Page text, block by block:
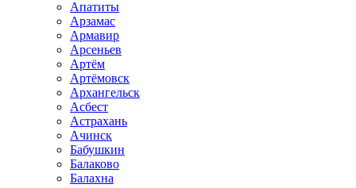
Апатиты
Арзамас
Армавир
Арсеньев
Артём
Артёмовск
Архангельск
Асбест
Астрахань
Ачинск
Бабушкин
Балаково
Балахна